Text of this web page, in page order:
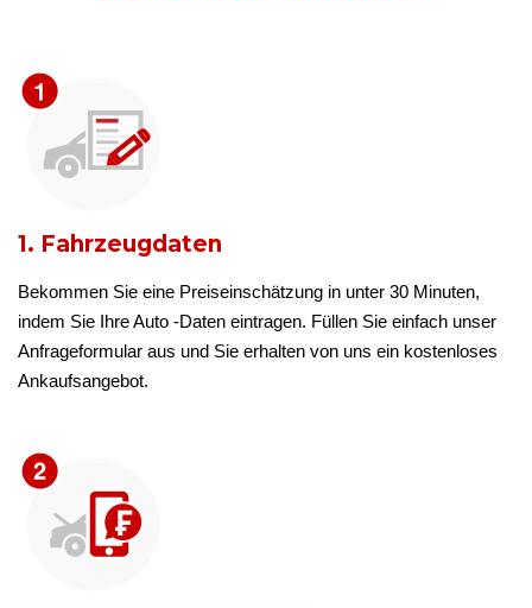
1. Fahrzeugdaten
Bekommen Sie eine Preiseinschätzung in unter 30 Minuten,
indem Sie Ihre Auto -Daten eintragen. Füllen Sie einfach unser
Anfrageformular aus und Sie erhalten von uns ein kostenloses
Ankaufsangebot.